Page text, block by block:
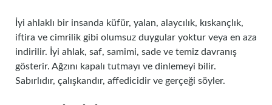
İyi ahlaklı bir insanda küfür, yalan, alaycılık, kıskançlık,
iftira ve cimrilik gibi olumsuz duygular yoktur veya en aza
indirilir. İyi ahlak, saf, samimi, sade ve temiz davranış
gösterir. Ağzını kapalı tutmayı ve dinlemeyi bilir.
Sabırlıdır, çalışkandır, affedicidir ve gerçeği söyler.